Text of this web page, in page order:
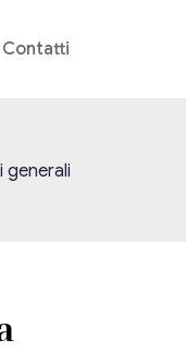
Contatti
generali